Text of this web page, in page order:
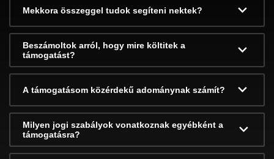
Mekkora összeggel tudok segíteni nektek?
Beszámoltok arról, hogy mire költitek a
támogatást?
A támogatásom közérdekű adománynak számít?
Milyen jogi szabályok vonatkoznak egyébként a
támogatásra?